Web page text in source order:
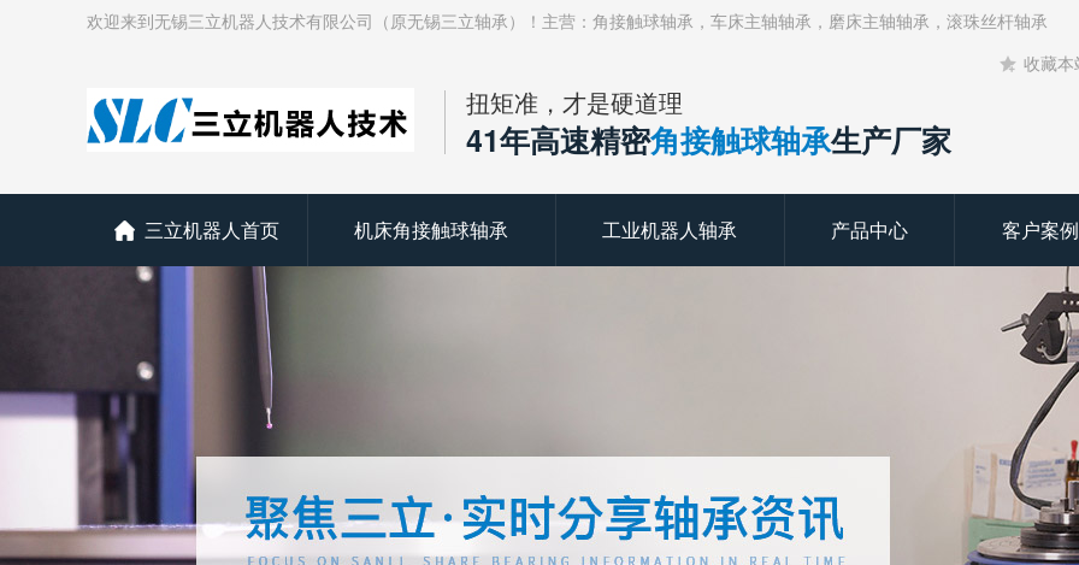
欢迎来到无锡三立机器人技术有限公司（原无锡三立轴承）！主营：角接触球轴承，车床主轴轴承，磨床主轴轴承，滚珠丝杆轴承
收藏本
扭矩准，才是硬道理
41年高速精密角接触球轴承生产厂家
三立机器人首页 机床角接触球轴承 工业机器人轴承 产品中心 客户案例